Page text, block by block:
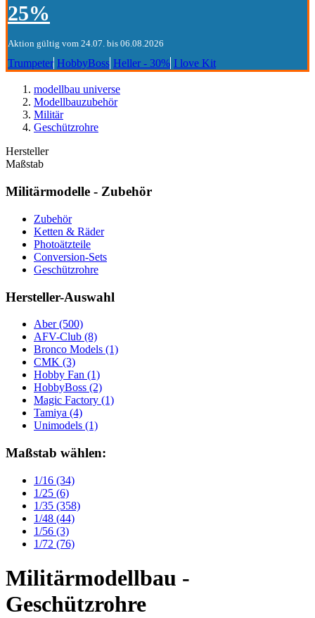
25%
Aktion gültig vom 24.07. bis 06.08.2026
Trumpeter HobbyBoss Heller - 30% I love Kit
modellbau universe
Modellbauzubehör
Militär
Geschützrohre
Hersteller
Maßstab
Militärmodelle - Zubehör
Zubehör
Ketten & Räder
Photoätzteile
Conversion-Sets
Geschützrohre
Hersteller-Auswahl
Aber(500)
AFV-Club (8)
Bronco Models (1)
CMK (3)
Hobby Fan (1)
HobbyBoss (2)
Magic Factory (1)
Tamiya (4)
Unimodels (1)
Maßstab wählen:
1/16 (34)
1/25 (6)
1/35 (358)
1/48 (44)
1/56 (3)
1/72 (76)
Militärmodellbau -
Geschützrohre